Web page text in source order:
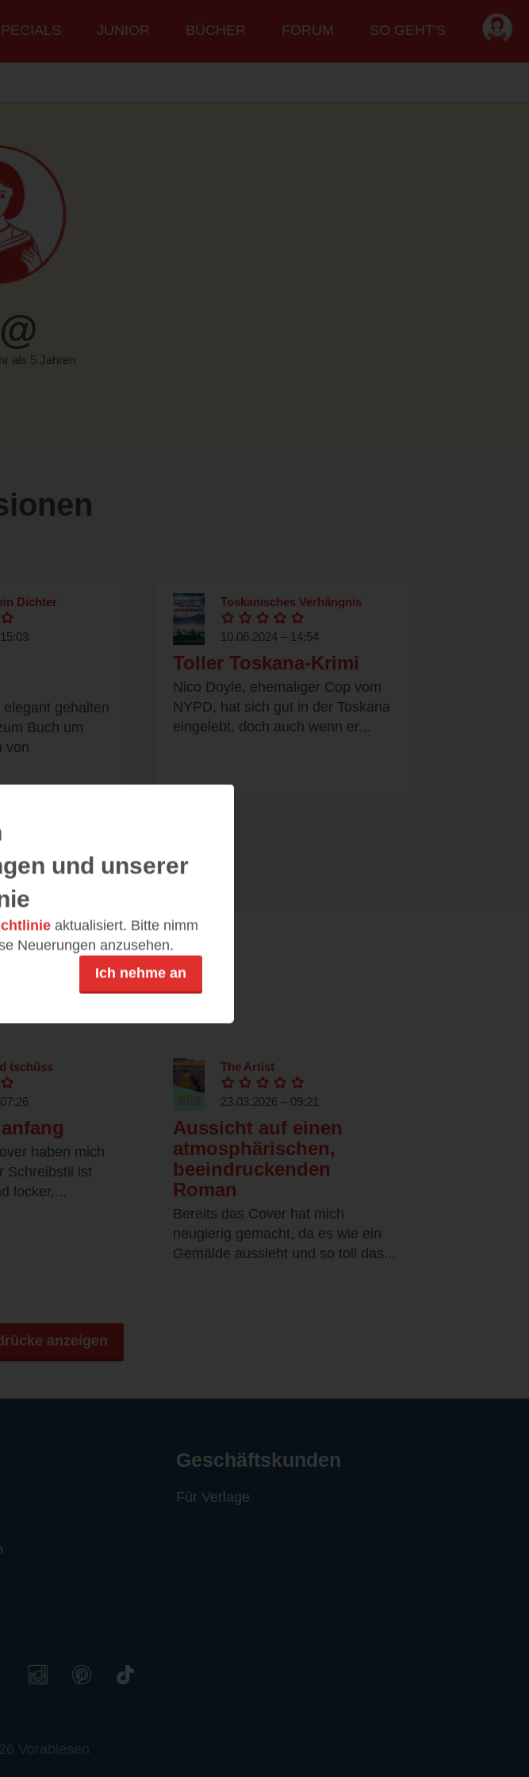
JUNIOR BÜCHER FORUM SO GEHT'S
als 5 Jahren
Dichter
gehalten
Buch um
von
Toskanisches Verhängnis
10.06.2024 – 14:54
Toller Toskana-Krimi
Nico Doyle, ehemaliger Cop vom
NYPD, hat sich gut in der Toskana
eingelebt, doch auch wenn er...
anzeigen
tschüss
haben mich
Schreibstil ist
locker,...
The Artist
23.03.2026 – 09:21
Aussicht auf einen
atmosphärischen,
beeindruckenden
Roman
Bereits das Cover hat mich
neugierig gemacht, da es wie ein
Gemälde aussieht und so toll das...
anzeigen
und unserer
aktualisiert. Bitte nimm
Neuerungen anzusehen.
Ich nehme an
Geschäftskunden
Für Verlage
Vorablesen